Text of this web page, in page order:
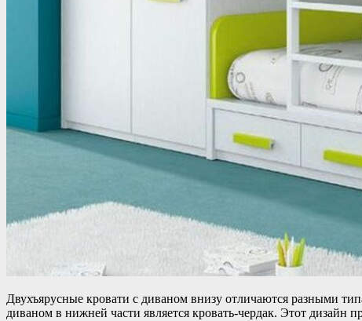
Двухъярусные кровати с диваном внизу отличаются разными
диваном в нижней части является кровать-чердак. Этот дизайн